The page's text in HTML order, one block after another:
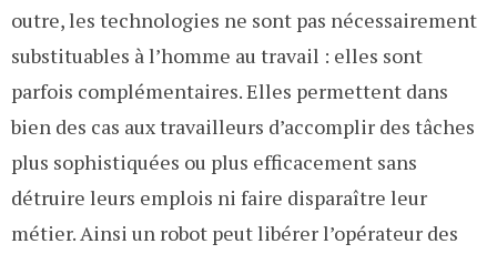
outre, les technologies ne sont pas nécessairement
substituables à l’homme au travail : elles sont
parfois complémentaires. Elles permettent dans
bien des cas aux travailleurs d’accomplir des tâches
plus sophistiquées ou plus efficacement sans
détruire leurs emplois ni faire disparaître leur
métier. Ainsi un robot peut libérer l’opérateur des